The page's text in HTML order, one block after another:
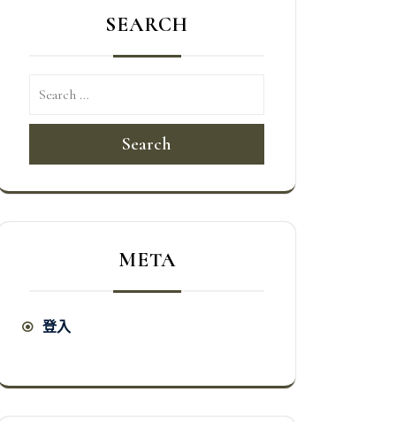
SEARCH
Search
META
登入